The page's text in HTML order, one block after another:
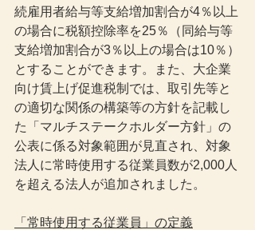
続雇用者給与等支給増加割合が4％以上
の場合に税額控除率を25％（同給与等
支給増加割合が3％以上の場合は10％）
とすることができます。また、大企業
向け賃上げ促進税制では、取引先等と
の適切な関係の構築等の方針を記載し
た「マルチステークホルダー方針」の
公表に係る対象範囲が見直され、対象
法人に常時使用する従業員数が2,000人
を超える法人が追加されました。
「常時使用する従業員」の定義